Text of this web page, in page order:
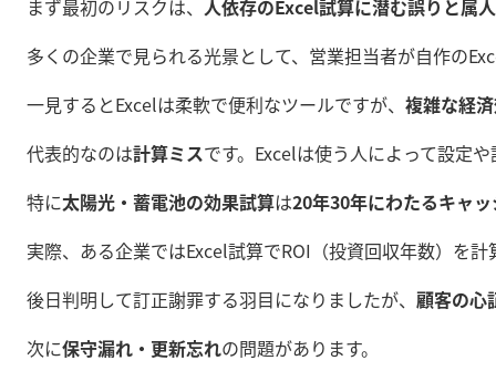
まず最初のリスクは、 人依存のExcel試算に潜む誤りと属
多くの企業で見られる光景として、営業担当者が自作の
一見するとExcelは柔軟で便利なツールですが、 複雑な経
代表的なのは計算ミスです。Excelは使う人によって設定
特に太陽光・蓄電池の効果試算は20年30年にわたるキャ
実際、ある企業ではExcel試算でROI（投資回収年数）を
後日判明して訂正謝罪する羽目になりましたが、 顧客の心
次に保守漏れ・更新忘れの問題があります。